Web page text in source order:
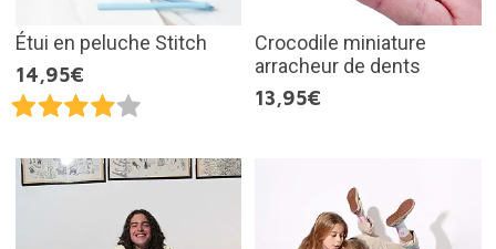
Étui en peluche Stitch
14,95€
Crocodile miniature
arracheur de dents
13,95€